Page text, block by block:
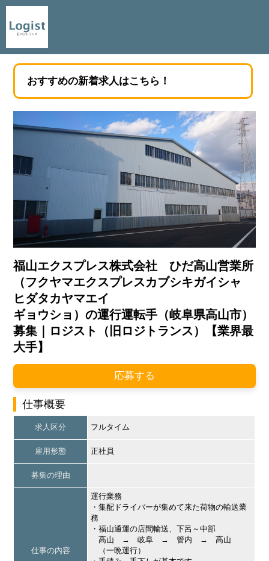
おすすめの新着求人はこちら！
福山エクスプレス株式会社 ひだ高山営業所
（フクヤマエクスプレスカブシキガイシャ
ヒダタカヤマエイ
ギョウショ）の運行運転手（岐阜県高山市）
募集｜ロジスト（旧ロジトランス）【業界最
大手】
応募する
仕事概要
求人区分 フルタイム
雇用形態 正社員
募集の理由
仕事の内容
運行業務
・集配ドライバーが集めて来た荷物の輸送業
務
・福山通運の店間輸送、下呂～中部
高山 → 岐阜 → 管内 → 高山
（一晩運行）